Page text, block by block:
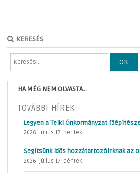
KERESÉS
OK
HA MÉG NEM OLVASTA...
TOVÁBBI HÍREK
Legyen a Telki Önkormányzat
2026. július 17. péntek
Segítsünk idős hozzátartozóinknak az
2026. július 17. péntek